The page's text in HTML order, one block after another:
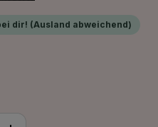
dir! (Ausland abweichend)